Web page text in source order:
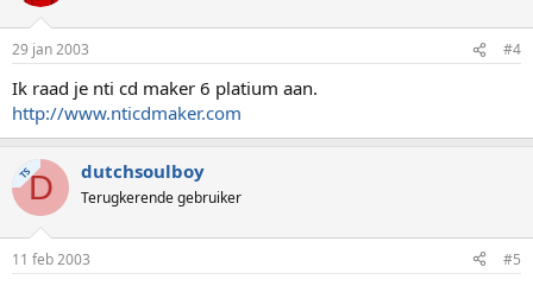
29 jan 2003 #4
Ik raad je nti cd maker 6 platium aan.
http://www.nticdmaker.com
TSD dutchsoulboy
Terugkerende gebruiker
11 feb 2003 #5